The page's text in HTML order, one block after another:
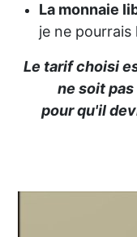
La monnaie
je ne pourrais
Le tarif choisi
ne soit
pour qu'il